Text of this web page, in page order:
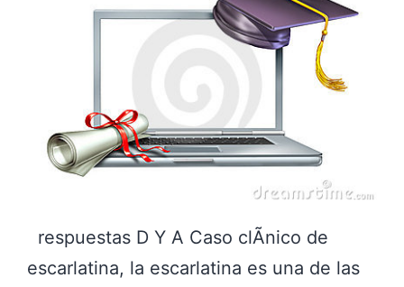
respuestas D Y A Caso clÃ­nico de
escarlatina, la escarlatina es una de las